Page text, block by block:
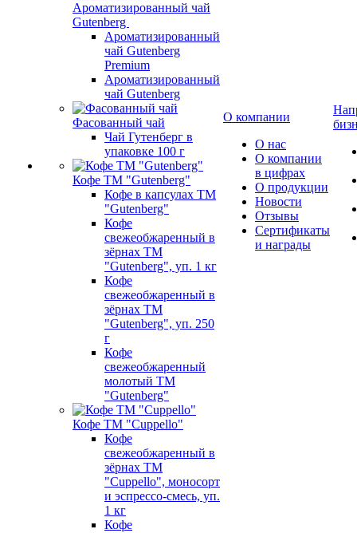
Ароматизированный чай
Gutenberg
Ароматизированный
чай Gutenberg
Premium
Ароматизированный
чай Gutenberg
Фасованный чай
Чай Гутенберг в
упаковке 100 г
Кофе ТМ "Gutenberg"
Кофе в капсулах ТМ
"Gutenberg"
Кофе
свежеобжаренный в
зёрнах ТМ
"Gutenberg", уп. 1 кг
Кофе
свежеобжаренный в
зёрнах ТМ
"Gutenberg", уп. 250
г
Кофе
свежеобжаренный
молотый ТМ
"Gutenberg"
Кофе ТМ "Cuppello"
Кофе
свежеобжаренный в
зёрнах ТМ
"Cuppello", моносорт
и эспрессо-смесь, уп.
1 кг
Кофе
О компании
О нас
О компании
в цифрах
О продукции
Новости
Отзывы
Сертификаты
и награды